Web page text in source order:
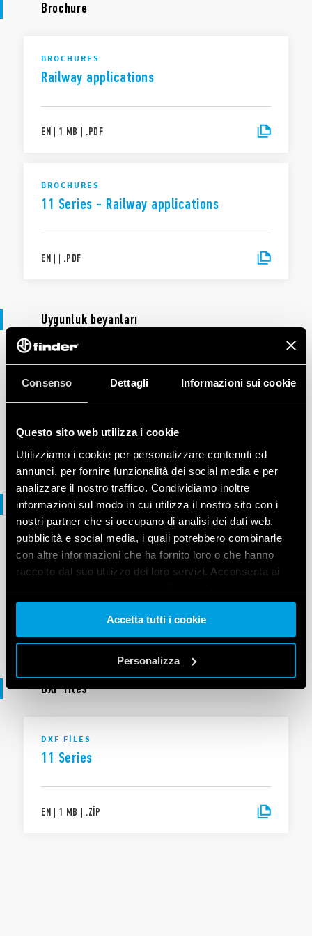
Consenso Dettagli Informazioni sui cookie
Questo sito web utilizza i cookie
Utilizziamo i cookie per personalizzare contenuti ed
annunci, per fornire funzionalità dei social media e per
analizzare il nostro traffico. Condividiamo inoltre
informazioni sul modo in cui utilizza il nostro sito con i
nostri partner che si occupano di analisi dei dati web,
pubblicità e social media, i quali potrebbero combinarle
con altre informazioni che ha fornito loro o che hanno
raccolto dal suo utilizzo dei loro servizi. Acconsenta ai
nostri cookie se continua ad utilizzare il nostro sito web.
Vai alla Cookie Policy complet a
Accetta tutti i cookie
Personalizza
Brochure
BROCHURES
Railway applications
EN | 1 MB | .PDF
BROCHURES
11 Series - Railway applications
EN | | .PDF
Uygunluk beyanları
DoC 11 Series
3D files
3D FILES
11 Series
DXF files
DXF FILES
11 Series
EN | 1 MB | .ZIP